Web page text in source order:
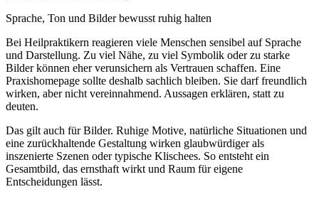
Sprache, Ton und Bilder bewusst ruhig halten
Bei Heilpraktikern reagieren viele Menschen sensibel auf Sprache
und Darstellung. Zu viel Nähe, zu viel Symbolik oder zu starke
Bilder können eher verunsichern als Vertrauen schaffen. Eine
Praxishomepage sollte deshalb sachlich bleiben. Sie darf freundlich
wirken, aber nicht vereinnahmend. Aussagen erklären, statt zu
deuten.
Das gilt auch für Bilder. Ruhige Motive, natürliche Situationen und
eine zurückhaltende Gestaltung wirken glaubwürdiger als
inszenierte Szenen oder typische Klischees. So entsteht ein
Gesamtbild, das ernsthaft wirkt und Raum für eigene
Ent­scheidungen lässt.